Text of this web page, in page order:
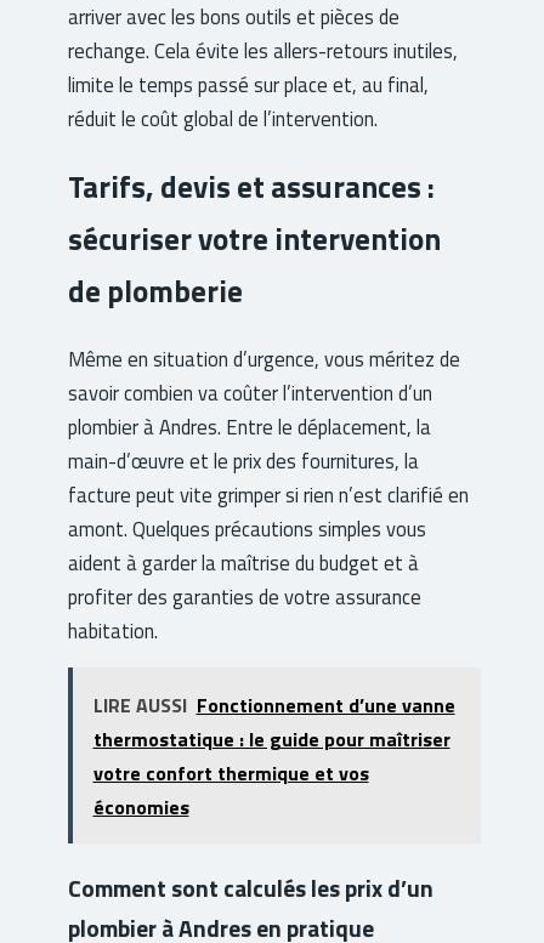
arriver avec les bons outils et pièces de
rechange. Cela évite les allers-retours inutiles,
limite le temps passé sur place et, au final,
réduit le coût global de l’intervention.
Tarifs, devis et assurances :
sécuriser votre intervention
de plomberie
Même en situation d’urgence, vous méritez de
savoir combien va coûter l’intervention d’un
plombier à Andres. Entre le déplacement, la
main-d’œuvre et le prix des fournitures, la
facture peut vite grimper si rien n’est clarifié en
amont. Quelques précautions simples vous
aident à garder la maîtrise du budget et à
profiter des garanties de votre assurance
habitation.
LIRE AUSSI Fonctionnement d’une vanne
thermostatique : le guide pour maîtriser
votre confort thermique et vos
économies
Comment sont calculés les prix d’un
plombier à Andres en pratique